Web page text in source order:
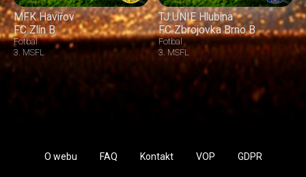
MFK Havířov
FC Zlín B
Fotbal
3. MSFL
TJ UNIE Hlubina
FC Zbrojovka Brno B
Fotbal
3. MSFL
O webu FAQ Kontakt VOP GDPR